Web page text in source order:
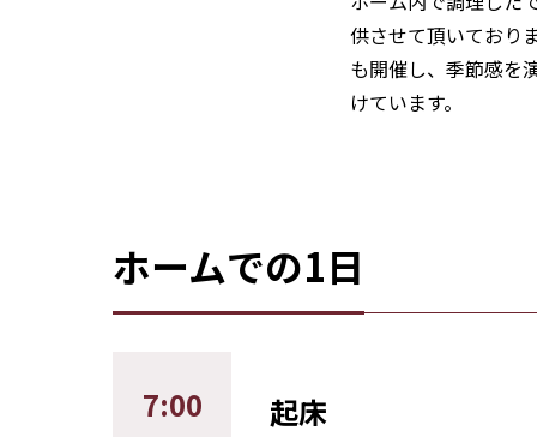
供させて頂いており
も開催し、季節感を
けています。
ホームでの1日
7:00 起床